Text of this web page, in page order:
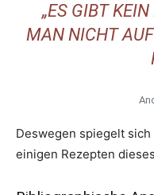
„ES GIBT
MAN NICHT
Deswegen spiegelt sich
einigen Rezepten